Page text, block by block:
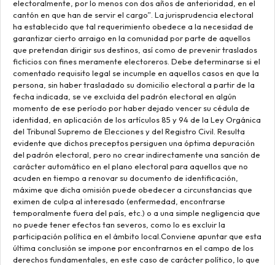
electoralmente, por lo menos con dos años de anterioridad, en el
cantón en que han de servir el cargo”. La jurisprudencia electoral
ha establecido que tal requerimiento obedece a la necesidad de
garantizar cierto arraigo en la comunidad por parte de aquellos
que pretendan dirigir sus destinos, así como de prevenir traslados
ficticios con fines meramente electoreros. Debe determinarse si el
comentado requisito legal se incumple en aquellos casos en que la
persona, sin haber trasladado su domicilio electoral a partir de la
fecha indicada, se ve excluida del padrón electoral en algún
momento de ese período por haber dejado vencer su cédula de
identidad, en aplicación de los artículos 85 y 94 de la Ley Orgánica
del Tribunal Supremo de Elecciones y del Registro Civil. Resulta
evidente que dichos preceptos persiguen una óptima depuración
del padrón electoral, pero no crear indirectamente una sanción de
carácter automático en el plano electoral para aquellos que no
acuden en tiempo a renovar su documento de identificación,
máxime que dicha omisión puede obedecer a circunstancias que
eximen de culpa al interesado (enfermedad, encontrarse
temporalmente fuera del país, etc.) o a una simple negligencia que
no puede tener efectos tan severos, como lo es excluir la
participación política en el ámbito local.Conviene apuntar que esta
última conclusión se impone por encontrarnos en el campo de los
derechos fundamentales, en este caso de carácter político, lo que